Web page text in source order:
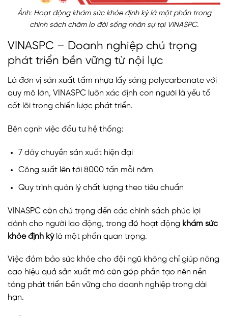
Ảnh: Hoạt động khám sức khỏe định kỳ là một phần trong
chính sách chăm lo đời sống nhân sự tại VINASPC.
VINASPC – Doanh nghiệp chú trọng
phát triển bền vững từ nội lực
Là đơn vị sản xuất tấm nhựa lấy sáng polycarbonate với
quy mô lớn, VINASPC luôn xác định con người là yếu tố
cốt lõi trong chiến lược phát triển.
Bên cạnh việc đầu tư hệ thống:
7 dây chuyền sản xuất hiện đại
Công suất lên tới 8000 tấn mỗi năm
Quy trình quản lý chất lượng theo tiêu chuẩn
VINASPC còn chú trọng đến các chính sách phúc lợi
dành cho người lao động, trong đó hoạt động khám sức
khỏe định kỳlà một phần quan trọng.
Việc đảm bảo sức khỏe cho đội ngũ không chỉ giúp nâng
cao hiệu quả sản xuất mà còn góp phần tạo nên nền
tảng phát triển bền vững cho doanh nghiệp trong dài
hạn.